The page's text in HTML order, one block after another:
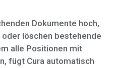
Dokumente hoch,
löschen bestehende
alle Positionen mit
fügt Cura automatisch